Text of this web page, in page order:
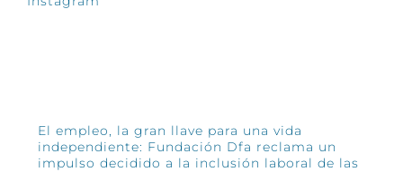
El empleo, la gran llave para una vida
independiente: Fundación Dfa reclama un
impulso decidido a la inclusión laboral de las